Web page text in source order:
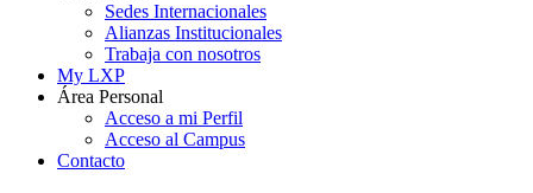
Sedes Internacionales
Alianzas Institucionales
Trabaja con nosotros
My LXP
Área Personal
Acceso a mi Perfil
Acceso al Campus
Contacto